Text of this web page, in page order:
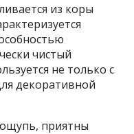
из коры
чистый
не только с
декоративной
приятны